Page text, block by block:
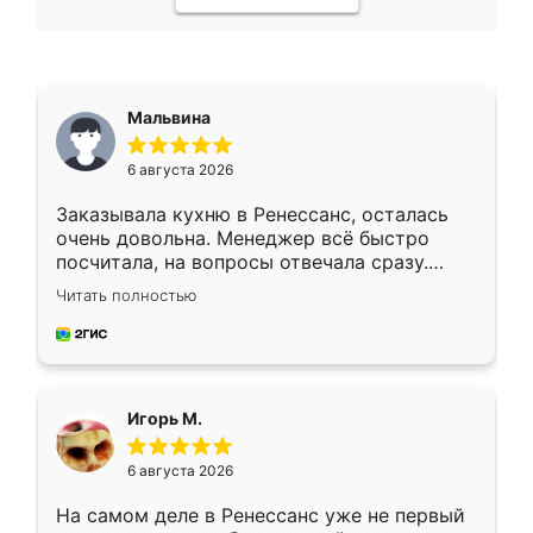
Мальвина
6 августа 2026
Заказывала кухню в Ренессанс, осталась
очень довольна. Менеджер всё быстро
посчитала, на вопросы отвечала сразу.
Замерщик приехал в субботу, подошёл к
делу со всей ответственностью. Собрали
за день, ребята работали аккуратно, даже
Читать полностью
Игорь М.
6 августа 2026
На самом деле в Ренессанс уже не первый